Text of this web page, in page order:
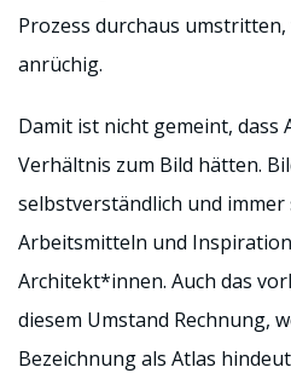
Prozess durchaus
anrüchig.
Damit ist nicht gemeint,
Verhältnis zum Bild hätten.
selbstverständlich und
Arbeitsmitteln und
Architekt*innen. Auch das
diesem Umstand Rechnung,
Bezeichnung als Atlas